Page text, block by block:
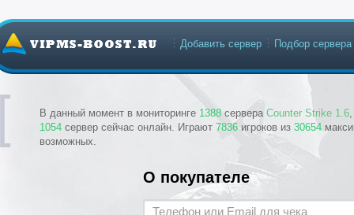
В данный момент в мониторинге 1388 сервера Counter Strike 1.6
1054 сервер сейчас онлайн. Играют 7836 игроков из 30654
возможных.
Добавить сервер Подбор сервера
О покупателе